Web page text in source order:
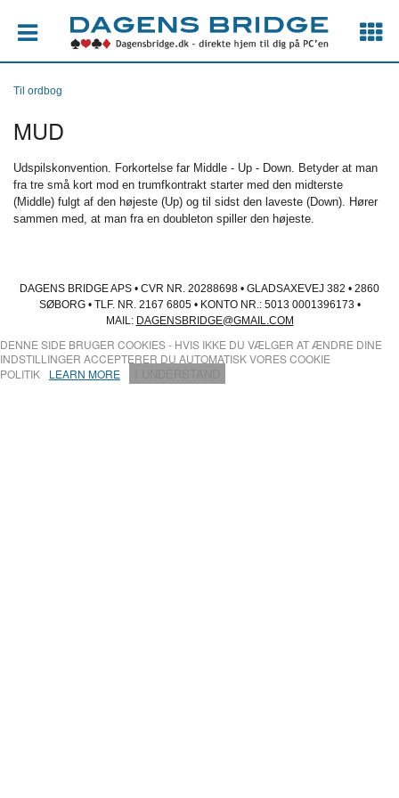
Til ordbog
MUD
Udspilskonvention. Forkortelse far Middle - Up - Down. Betyder at man
fra tre små kort mod en trumfkontrakt starter med den midterste
(Middle) fulgt af den højeste (Up) og til sidst den laveste (Down). Hører
sammen med, at man fra en doubleton spiller den højeste.
DAGENS BRIDGE APS • CVR NR. 20288698 • GLADSAXEVEJ 382 • 2860
SØBORG • TLF. NR. 2167 6805 • KONTO NR.: 5013 0001396173 •
MAIL: DAGENSBRIDGE@GMAIL.COM
DENNE SIDE BRUGER COOKIES - HVIS IKKE DU VÆLGER AT ÆNDRE DINE
INDSTILLINGER ACCEPTERER DU AUTOMATISK VORES COOKIE
POLITIK
LEARN MORE